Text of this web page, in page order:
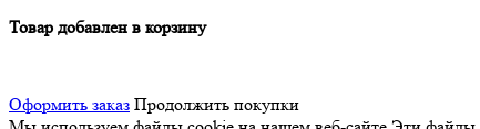
Товар добавлен в корзину
Оформить заказ Продолжить покупки